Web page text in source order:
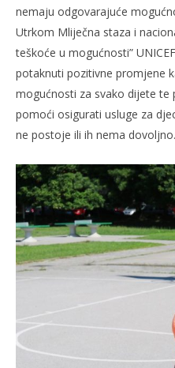
nemaju odgovarajuće
Utrkom Mliječna staza i
teškoće u mogućnosti”
potaknuti pozitivne promjene
mogućnosti za svako dijete te
pomoći osigurati usluge za
ne postoje ili ih nema dovoljno.